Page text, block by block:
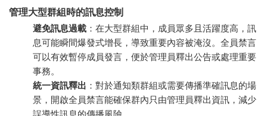
管理大型群組時的訊息控制
避免訊息過載 ：在大型群組中，成員眾多且活躍度高，訊
息可能瞬間爆發式增長，導致重要內容被淹沒。全員禁言
可以有效暫停成員發言，便於管理員釋出公告或處理重要
事務。
統一資訊釋出 ：對於通知類群組或需要傳播準確訊息的場
景，開啟全員禁言能確保群內只由管理員釋出資訊，減少
誤導性訊息的傳播風險。